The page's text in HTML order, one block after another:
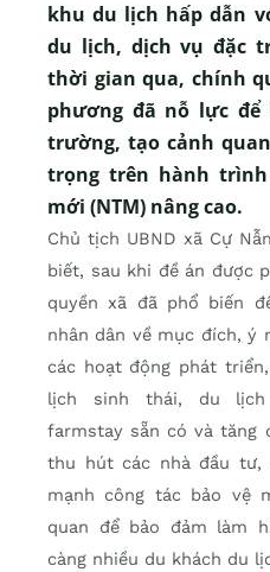
khu du lịch hấp dẫn
du lịch, dịch vụ đặc
thời gian qua, chính
phương đã nỗ lực để
trường, tạo cảnh
trọng trên hành
mới (NTM) nâng cao.
Chủ tịch UBND xã Cự
biết, sau khi đề án được
quyền xã đã phổ biến
nhân dân về mục đích, ý
các hoạt động phát
lịch sinh thái, du lịch
farmstay sẵn có và tăng
thu hút các nhà đầu tư,
mạnh công tác bảo vệ
quan để bảo đảm làm
càng nhiều du khách du